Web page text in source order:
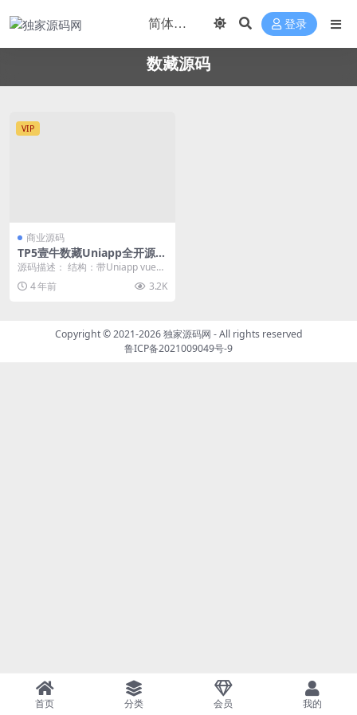
登录
数藏源码
VIP
商业源码
TP5壹牛数藏Uniapp全开源N
FT数字艺术数字藏品数藏源码
源码描述： 结构：带Uniapp vue全
开源 TP5框架 环境：linux 宝...
4 年前 3.2K
Copyright © 2021-2026独家源码网 - All rights reserved
鲁ICP备2021009049号-9
首页 分类 会员 我的